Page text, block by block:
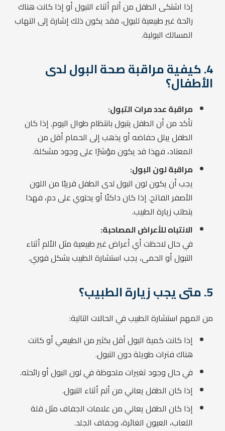
إذا اشتكى الطفل من ألم أثناء التبول أو إذا كانت هناك
رائحة غير طبيعية للبول، فقد يكون ذلك إشارة إلى التهاب
المسالك البولية.
4. كيفية مراقبة صحة البول لدى
الأطفال؟
مراقبة عدد مرات التبول:
تأكد من أن الطفل يتبول بانتظام طوال اليوم. إذا كان
الطفل يبلل حفاضه أو يذهب إلى الحمام أقل من
المعتاد، فهذا قد يكون مؤشرًا على وجود مشكلة.
مراقبة لون البول:
يجب أن يكون لون البول لدى الطفل قريبًا من اللون
الأصفر الفاتح. إذا كان داكنًا أو يحتوي على دم، فهذا
يتطلب زيارة الطبيب.
الانتباه للأعراض المصاحبة:
في حال لاحظت أي أعراض غير طبيعية مثل الألم أثناء
التبول أو الحمى، يجب استشارة الطبيب بشكل فوري.
5. متى يجب زيارة الطبيب؟
من المهم استشارة الطبيب في الحالات التالية:
إذا كانت كمية البول أقل بكثير من الطبيعي أو كانت
هناك فترات طويلة دون التبول.
في حال وجود تغيرات ملحوظة في لون البول أو رائحته.
إذا كان الطفل يعاني من ألم أثناء التبول.
إذا كان الطفل يعاني من علامات الجفاف مثل قلة
اللعاب، العيون الغائرة، وجفاف الجلد.